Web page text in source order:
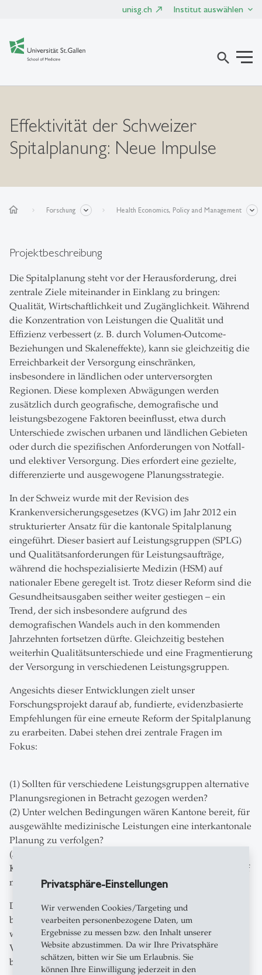
Privatsphäre-Einstellungen
Wir verwenden Cookies/Targeting und
vearbeiten personenbezogene Daten, um
Ergebnisse zu messen bzw. den Inhalt unserer
Website abzustimmen. Da wir Ihre Privatsphäre
schätzen, bitten wir Sie um Erlaubnis. Sie
können Ihre Einwilligung jederzeit in den
unisg.ch Institut auswählen
search
Effektivität der Schweizer
Spitalplanung: Neue Impulse
home Forschung Health Economics, Policy and Management
Projektbeschreibung
Die Spitalplanung steht vor der Herausforderung, drei
zentrale Ziele miteinander in Einklang zu bringen:
Qualität, Wirtschaftlichkeit und Zugänglichkeit. Während
die Konzentration von Leistungen die Qualität und
Effizienz verbessert (z. B. durch Volumen-Outcome-
Beziehungen und Skaleneffekte), kann sie gleichzeitig die
Erreichbarkeit der Versorgung einschränken,
insbesondere in ländlichen oder unterversorgten
Regionen. Diese komplexen Abwägungen werden
zusätzlich durch geografische, demografische und
leistungsbezogene Faktoren beeinflusst, etwa durch
Unterschiede zwischen urbanen und ländlichen Gebieten
oder durch die spezifischen Anforderungen von Notfall-
und elektiver Versorgung. Dies erfordert eine gezielte,
differenzierte und ausgewogene Planungsstrategie.
In der Schweiz wurde mit der Revision des
Krankenversicherungsgesetzes (KVG) im Jahr 2012 ein
strukturierter Ansatz für die kantonale Spitalplanung
eingeführt. Dieser basiert auf Leistungsgruppen (SPLG)
und Qualitätsanforderungen für Leistungsaufträge,
während die hochspezialisierte Medizin (HSM) auf
nationaler Ebene geregelt ist. Trotz dieser Reform sind die
Gesundheitsausgaben seither weiter gestiegen – ein
Trend, der sich insbesondere aufgrund des
demografischen Wandels auch in den kommenden
Jahrzehnten fortsetzen dürfte. Gleichzeitig bestehen
weiterhin Qualitätsunterschiede und eine Fragmentierung
der Versorgung in verschiedenen Leistungsgruppen.
Angesichts dieser Entwicklungen zielt unser
Forschungsprojekt darauf ab, fundierte, evidenzbasierte
Empfehlungen für eine erneute Reform der Spitalplanung
zu erarbeiten. Dabei stehen drei zentrale Fragen im
Fokus:
(1) Sollten für verschiedene Leistungsgruppen alternative
Planungsregionen in Betracht gezogen werden?
(2) Unter welchen Bedingungen wären Kantone bereit, für
ausgewählte medizinische Leistungen eine interkantonale
Planung zu verfolgen?
(3) Welche Rolle sollten Bedarfsanalysen in der
Kapazitätsplanung spielen, insbesondere im Hinblick auf
mögliche Anpassungen der Planungsgebiete?
Durch die Beantwortung dieser Fragen möchten wir dazu
beitragen, die Spitalplanung in der Schweiz
weiterzuentwickeln, sodass sie sowohl eine hohe
Versorgungsqualität als auch eine effiziente und
bedarfsgerechte Ressourcennutzung gewährleistet.